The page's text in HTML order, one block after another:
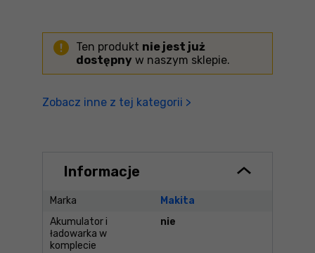
Ten produkt nie jest już
dostępny w naszym sklepie.
Zobacz inne z tej kategorii >
Informacje
Marka
Makita
Akumulator i
ładowarka w
komplecie
nie